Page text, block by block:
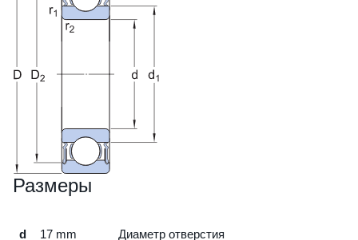
Размеры
d 17 mm Диаметр отверстия